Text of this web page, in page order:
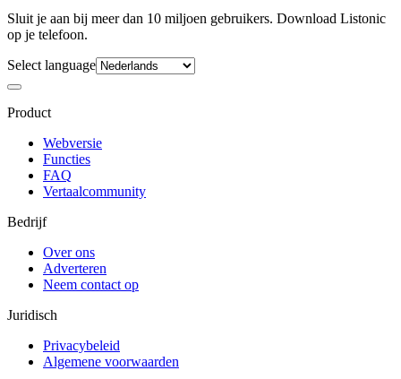
Sluit je aan bij meer dan 10 miljoen gebruikers. Download Listonic
op je telefoon.
Select language
Product
Webversie
Functies
FAQ
Vertaalcommunity
Bedrijf
Over ons
Adverteren
Neem contact op
Juridisch
Privacybeleid
Algemene voorwaarden